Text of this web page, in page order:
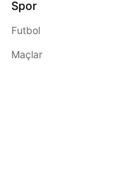
Spor
Futbol
Maçlar